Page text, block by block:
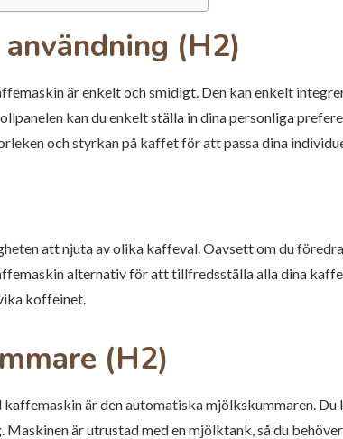
(H2)
är enkelt och smidigt. Den kan enkelt
kan du enkelt ställa in dina personliga
och styrkan på kaffet för att passa dina
att njuta av olika kaffeval. Oavsett om du
alternativ för att tillfredsställa alla dina
koffeinet.
(H2)
är den automatiska mjölkskummaren.
är utrustad med en mjölktank, så du